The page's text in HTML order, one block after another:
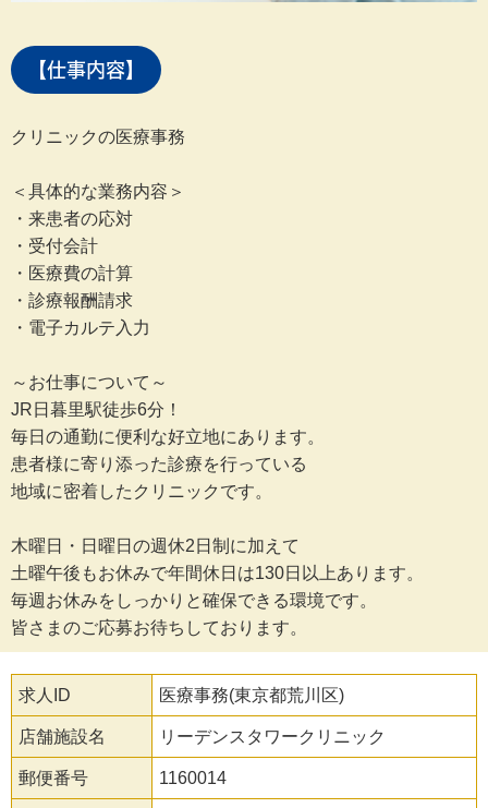
【仕事内容】
クリニックの医療事務
＜具体的な業務内容＞
・来患者の応対
・受付会計
・医療費の計算
・診療報酬請求
・電子カルテ入力
～お仕事について～
JR日暮里駅徒歩6分！
毎日の通勤に便利な好立地にあります。
患者様に寄り添った診療を行っている
地域に密着したクリニックです。
木曜日・日曜日の週休2日制に加えて
土曜午後もお休みで年間休日は130日以上あります。
毎週お休みをしっかりと確保できる環境です。
皆さまのご応募お待ちしております。
求人ID 医療事務(東京都荒川区)
店舗施設名 リーデンスタワークリニック
郵便番号 1160014